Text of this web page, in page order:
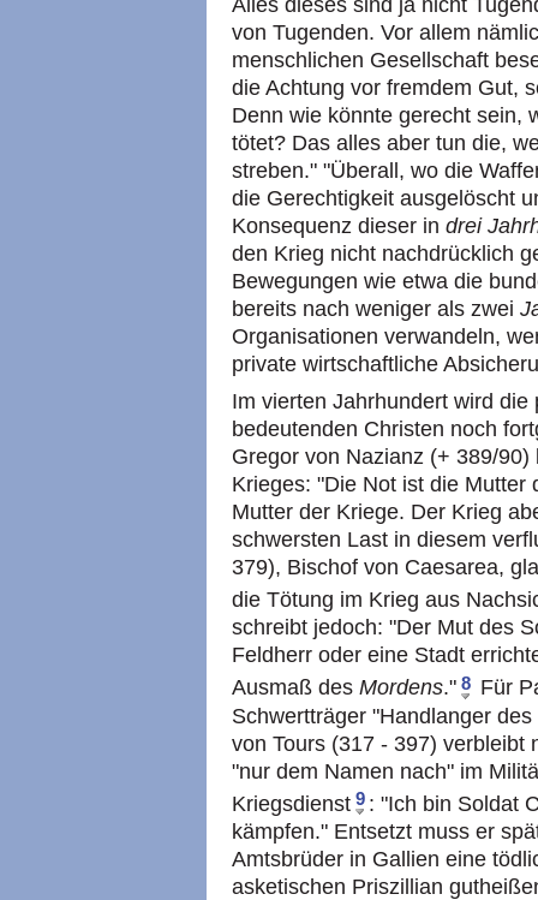
von Tugenden. Vor allem
menschlichen Gesellschaft
die Achtung vor fremdem Gut,
Denn wie könnte gerecht sein,
tötet? Das alles aber tun die,
streben." "Überall, wo die
die Gerechtigkeit ausgelöscht
Konsequenz dieser in drei
den Krieg nicht nachdrücklich
Bewegungen wie etwa die
bereits nach weniger als zwei
Organisationen verwandeln,
private wirtschaftliche
Im vierten Jahrhundert wird
bedeutenden Christen noch
Gregor von Nazianz (+ 389/
Krieges: "Die Not ist die Mutter
Mutter der Kriege. Der Krieg
schwersten Last in diesem
379), Bischof von Caesarea,
die Tötung im Krieg aus
schreibt jedoch: "Der Mut des
Feldherr oder eine Stadt
Ausmaß des Mordens." 8 Für
Schwertträger "Handlanger
von Tours (317 - 397) verbleibt
"nur dem Namen nach" im
Kriegsdienst 9 : "Ich bin Soldat
kämpfen." Entsetzt muss er
Amtsbrüder in Gallien eine
asketischen Priszillian